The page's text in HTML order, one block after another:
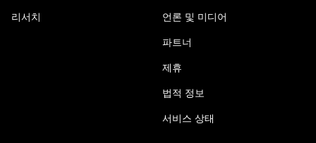
리서치 언론 및 미디어
파트너
제휴
법적 정보
서비스 상태